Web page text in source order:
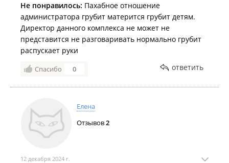
Не понравилось: Пахабное отношение
администратора грубит матерится грубит детям.
Директор данного комплекса не может не
представится не разговаривать нормально грубит
распускает руки
Спасибо 0 ответить
Елена
Отзывов2
12 декабря 2024 г.